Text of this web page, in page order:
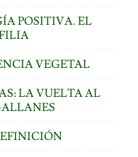
POSITIVA. EL
VEGETAL
LA VUELTA AL